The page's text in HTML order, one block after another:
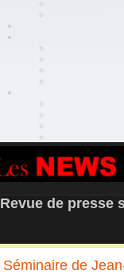
Revue de presse
Séminaire de